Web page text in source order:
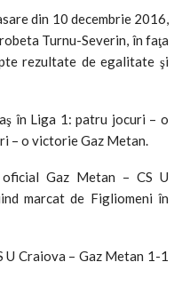
din 10 decembrie 2016,
Turnu-Severin, în faţa
rezultate de egalitate şi
în Liga 1: patru jocuri – o
– o victorie Gaz Metan.
Gaz Metan – CS U
marcat de Figliomeni în
U Craiova – Gaz Metan 1-1